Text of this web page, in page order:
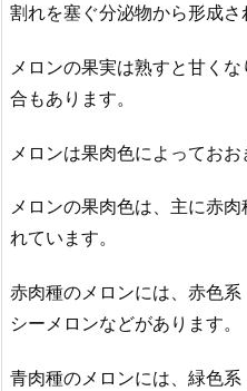
割れを塞ぐ分泌物から形成さ
メロンの果実は熟すと甘く
合もあります。
メロンは果肉色によっておお
メロンの果肉色は、主に赤
れています。
赤肉種のメロンには、赤色
シーメロンなどがあります。
青肉種のメロンには、緑色